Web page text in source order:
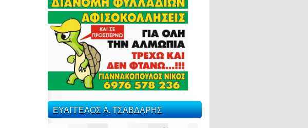
ΕΥΑΓΓΕΛΟΣ Α. ΤΣΑΒΔΑΡΗΣ